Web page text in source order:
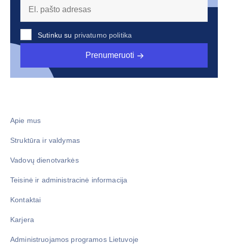
Sutinku su privatumo politika
Prenumeruoti
Apie mus
Struktūra ir valdymas
Vadovų dienotvarkės
Teisinė ir administracinė informacija
Kontaktai
Karjera
Administruojamos programos Lietuvoje